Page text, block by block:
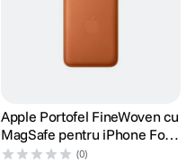
Apple Portofel FineWoven cu
MagSafe pentru iPhone Fox
Orange
(0)